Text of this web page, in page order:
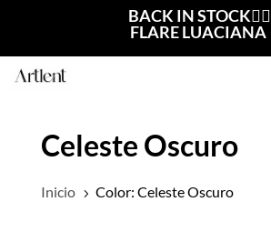
BACK IN STOCK❤️‍🔥
FLARE LUACIANA
Celeste Oscuro
Inicio 5 Color: Celeste Oscuro